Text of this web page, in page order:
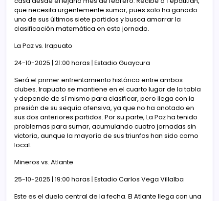
que necesita urgentemente sumar, pues solo ha ganado
uno de sus últimos siete partidos y busca amarrar la
clasificación matemática en esta jornada.
La Paz vs. Irapuato
24-10-2025 | 21:00 horas | Estadio Guaycura
Será el primer enfrentamiento histórico entre ambos
clubes. Irapuato se mantiene en el cuarto lugar de la tabla
y depende de sí mismo para clasificar, pero llega con la
presión de su sequía ofensiva, ya que no ha anotado en
sus dos anteriores partidos. Por su parte, La Paz ha tenido
problemas para sumar, acumulando cuatro jornadas sin
victoria, aunque la mayoría de sus triunfos han sido como
local.
Mineros vs. Atlante
25-10-2025 | 19:00 horas | Estadio Carlos Vega Villalba
Este es el duelo central de la fecha. El Atlante llega con una